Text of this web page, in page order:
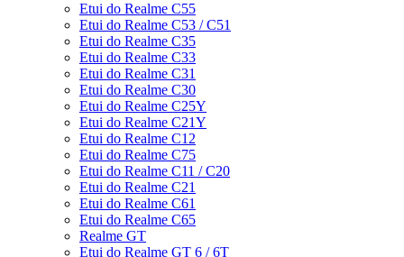
Etui do Realme C55
Etui do Realme C53 / C51
Etui do Realme C35
Etui do Realme C33
Etui do Realme C31
Etui do Realme C30
Etui do Realme C25Y
Etui do Realme C21Y
Etui do Realme C12
Etui do Realme C75
Etui do Realme C11 / C20
Etui do Realme C21
Etui do Realme C61
Etui do Realme C65
Realme GT
Etui do Realme GT 6 / 6T